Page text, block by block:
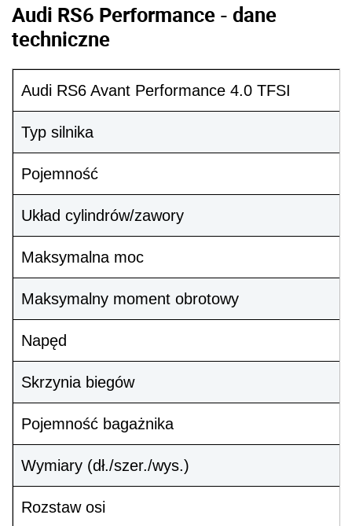
Audi RS6 Performance - dane
techniczne
Audi RS6 Avant Performance 4.0 TFSI
Typ silnika
Pojemność
Układ cylindrów/zawory
Maksymalna moc
Maksymalny moment obrotowy
Napęd
Skrzynia biegów
Pojemność bagażnika
Wymiary (dł./szer./wys.)
Rozstaw osi